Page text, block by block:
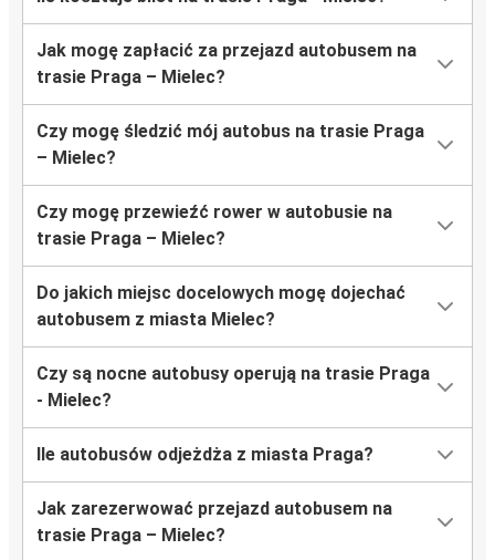
Jak mogę zapłacić za przejazd autobusem na
trasie Praga – Mielec?
Czy mogę śledzić mój autobus na trasie Praga
– Mielec?
Czy mogę przewieźć rower w autobusie na
trasie Praga – Mielec?
Do jakich miejsc docelowych mogę dojechać
autobusem z miasta Mielec?
Czy są nocne autobusy operują na trasie Praga
- Mielec?
Ile autobusów odjeżdża z miasta Praga?
Jak zarezerwować przejazd autobusem na
trasie Praga – Mielec?